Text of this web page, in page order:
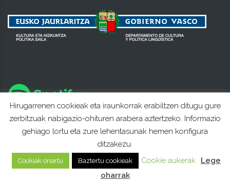
Hirugarrenen cookieak eta iraunkorrak erabiltzen ditugu gure
zerbitzuak nabigazio-ohituren arabera aztertzeko. Informazio
gehiago lortu eta zure lehentasunak hemen konfigura
ditzakezu.
Cookiak onartu Baztertu cookieak Cookie aukerak
Lege
oharrak